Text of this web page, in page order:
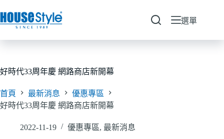
至
要
容
選單
好時代33周年慶 網路商店新開幕
首頁 最新消息
優惠專區
好時代33周年慶 網路商店新開幕
2022-11-19 優惠專區, 最新消息